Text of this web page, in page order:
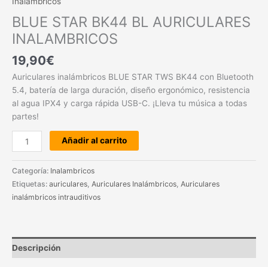
BLUE STAR BK44 BL AURICULARES
INALAMBRICOS
19,90€
Auriculares inalámbricos BLUE STAR TWS BK44 con Bluetooth
5.4, batería de larga duración, diseño ergonómico, resistencia
al agua IPX4 y carga rápida USB-C. ¡Lleva tu música a todas
partes!
Añadir al carrito
Categoría: Inalambricos
Etiquetas: auriculares, Auriculares Inalámbricos, Auriculares
inalámbricos intrauditivos
Descripción